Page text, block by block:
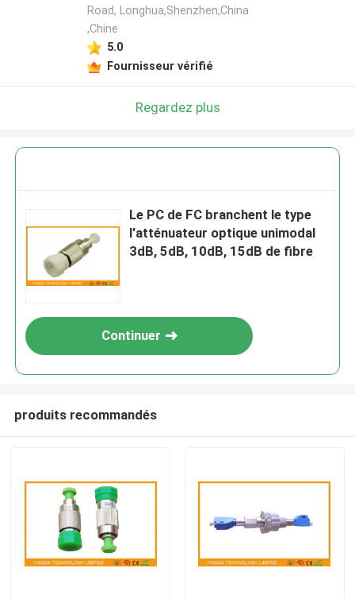
Road, Longhua,Shenzhen,China
,Chine
5.0
Fournisseur vérifié
Regardez plus
Le PC de FC branchent le type
l'atténuateur optique unimodal
3dB, 5dB, 10dB, 15dB de fibre
Continuer
produits recommandés